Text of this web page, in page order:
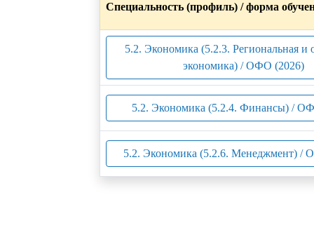
Специальность (профиль) / форма
5.2. Экономика (5.2.3. Региональная и
экономика) / ОФО (2026)
5.2. Экономика (5.2.4. Финансы) /
5.2. Экономика (5.2.6. Менеджмент) /